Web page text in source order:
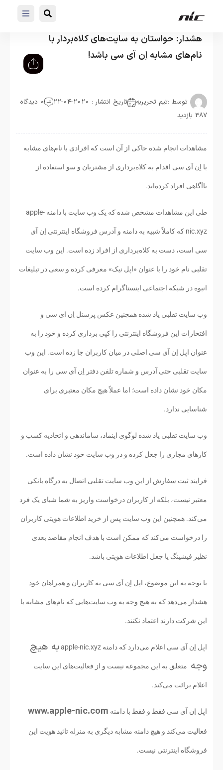
هشدار: حواستان به سایت‌های کلاه‌بردار با
نام‌های مشابه اِن آی سی باشد!
توسط :تیم تحریریه تاریخ انتشار : 2020-04-22
0 دیدگاه
387 بازدید
مشاهدات انجام شده حاکی از آن است که افرادی با نام‌های مشابه
با اِن آی سی اقدام به کلاه‌برداری از مشتریان و سو استفاده از
ناآگاهی افراد کرده‌اند.
طی این مشاهدات مشخص شده که یک وب سایت با دامنه apple-
nic.xyz که کاملاً شبیه به دامنه و آدرس فروشگاه اینترنتی اِن آی
سی است، دست به کلاه‌برداری از افراد زده است. این وب سایت
تقلبی نام خود را با عنوان «اپل نیک» معرفی کرده و سعی در تبلیغات
انبوه در شبکه اجتماعی اینستاگرام کرده است.
وب سایت تقلبی یاد شده همچنین عکس پرسنل اِن ای سی و
افتخارات این فروشگاه اینترنتی را کپی برداری کرده و خود را به
عنوان اپل اِن آی سی اصلی در میان کاربران جا زده است. این وب
سایت تقلبی حتی آدرس و شماره تلفن دفتر اِن آی سی را به عنوان
مکان خود نشان داده است؛ اما عملاً هیچ مکان معتبری برای
شناسایی ندارد.
وب سایت تقلبی یاد شده لوگوی اینماد، ساماندهی و اتحادیه کسب و
کارهای مجازی را جعل کرده و در وب سایت خود نشان داده است.
فرایند ثبت سفارش از این وب سایت تقلبی اتصال به درگاه بانکی
معتبر نیست، بلکه از کاربران درخواست واریز به شما شبای یک فرد
می‌کند. همچنین این وب سایت پس از خرید اطلاعات هویتی کاربران
را درخواست می‌کند که ممکن است با هدف انجام مقاصد بعدی
نظیر فیشینگ یا جعل اطلاعات هویتی باشد.
با توجه به این موضوع، اپل اِن آی سی به کاربران و همراهان خود
هشدار می‌دهد که به هیچ وجه به وب سایت‌هایی که نام‌های مشابه با
این شرکت دارند اعتماد نکنند.
اپل اِن آی سی اعلام می‌دارد که دامنه apple-nic.xyz
به هیچ
وجه متعلق به این مجموعه نیست و از فعالیت‌های این سایت
اعلام برائت می‌کند.
اپل اِن آی سی فقط و فقط با دامنه www.apple-nic.com
فعالیت می‌کند و هیچ دامنه مشابه دیگری به منزله تائید هویت این
فروشگاه اینترنتی نیست.